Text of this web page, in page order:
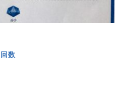
数